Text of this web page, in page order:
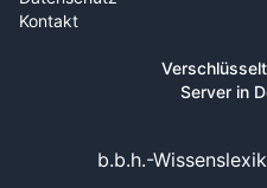
Kontakt
Server in
b.b.h.-